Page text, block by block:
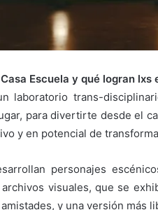
Escuela y qué logran lxs
laboratorio trans-
para divertirte desde el
y en potencial de
personajes
visuales, que se
y una versión más